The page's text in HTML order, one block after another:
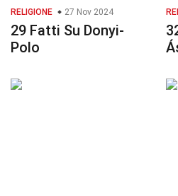
RELIGIONE 27 Nov 2024
29 Fatti Su Donyi-
Polo